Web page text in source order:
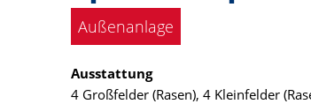
Außenanlage
Ausstattung
4 Großfelder (Rasen), 4 Kleinfelder